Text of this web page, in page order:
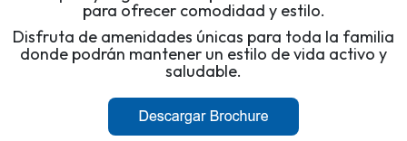
para ofrecer comodidad y estilo.
Disfruta de amenidades únicas para toda la familia
donde podrán mantener un estilo de vida activo y
saludable.